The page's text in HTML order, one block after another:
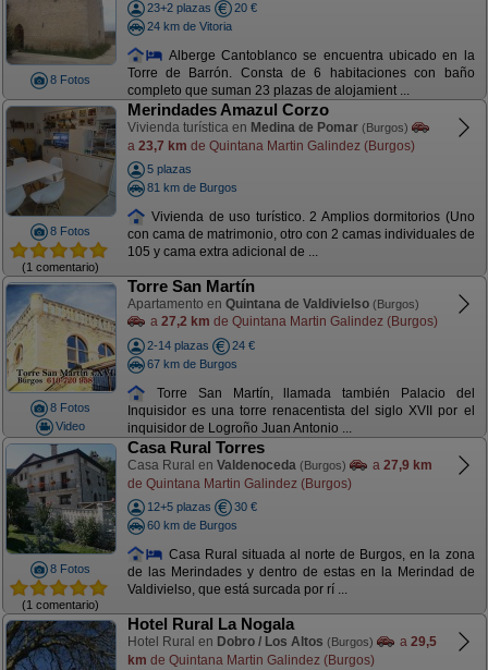
8 Fotos
23+2 plazas
20 €
24 km de Vitoria
Alberge Cantoblanco se encuentra ubicado en la
Torre de Barrón. Consta de 6 habitaciones con baño
completo que suman 23 plazas de alojamient ...
8 Fotos
(1 comentario)
Merindades Amazul Corzo
Vivienda turística en Medina de Pomar (Burgos)
a 23,7 km de Quintana Martin Galindez (Burgos)
5 plazas
81 km de Burgos
Vivienda de uso turístico. 2 Amplios dormitorios (Uno
con cama de matrimonio, otro con 2 camas individuales de
105 y cama extra adicional de ...
8 Fotos
Video
Torre San Martín
Apartamento en Quintana de Valdivielso (Burgos)
a 27,2 km de Quintana Martin Galindez (Burgos)
2-14 plazas
24 €
67 km de Burgos
Torre San Martín, llamada también Palacio del
Inquisidor es una torre renacentista del siglo XVII por el
inquisidor de Logroño Juan Antonio ...
8 Fotos
(1 comentario)
Casa Rural Torres
Casa Rural en Valdenoceda (Burgos) a 27,9 km
de Quintana Martin Galindez (Burgos)
12+5 plazas
30 €
60 km de Burgos
Casa Rural situada al norte de Burgos, en la zona
de las Merindades y dentro de estas en la Merindad de
Valdivielso, que está surcada por rí ...
Hotel Rural La Nogala
Hotel Rural en Dobro / Los Altos (Burgos) a 29,5
km de Quintana Martin Galindez (Burgos)